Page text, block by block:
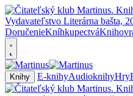
DoručenieKníhkupectvá
Knihy E-knihyAudioknihyHry